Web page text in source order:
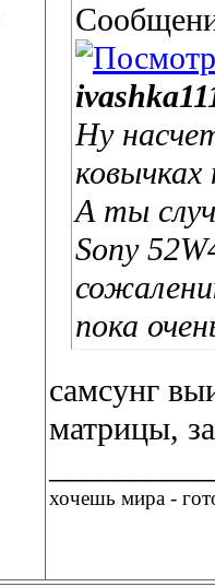
Ну
ковычках
А ты
Sony
пока
самсунг
матрицы,
хочешь мира -